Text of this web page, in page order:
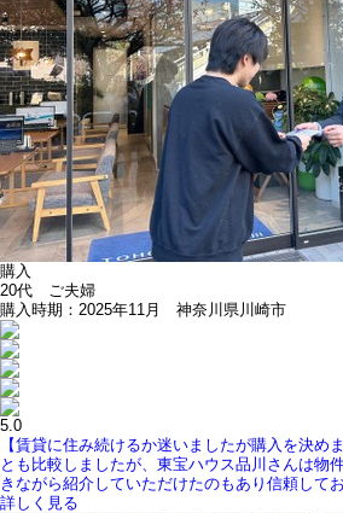
購入
20代 ご夫婦
購入時期：2025年11月 神奈川県川崎市
5.0
【賃貸に住み続けるか迷いましたが購入を決め
とも比較しましたが、東宝ハウス品川さんは物
きながら紹介していただけたのもあり信頼して
詳しく見る